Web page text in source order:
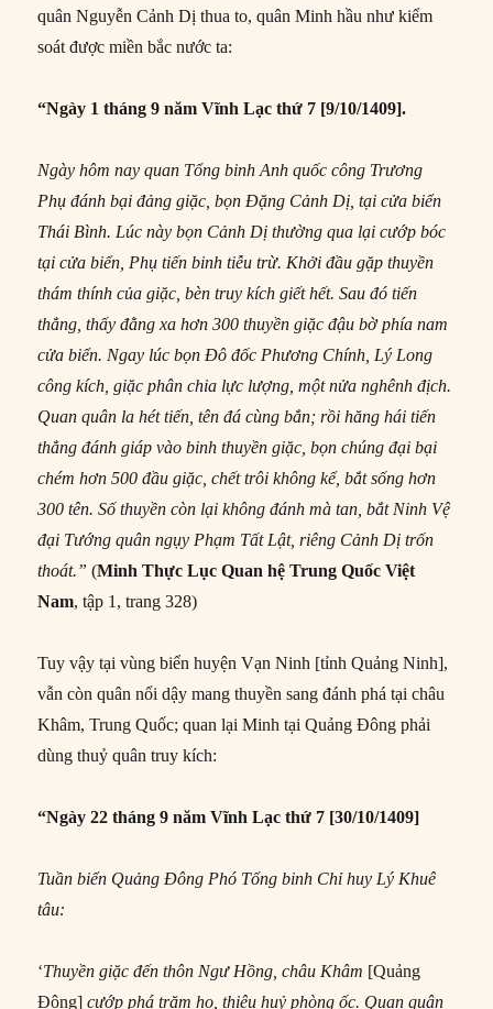
quân Nguyễn Cảnh Dị thua to, quân Minh hầu như kiểm
soát được miền bắc nước ta:
“Ngày 1 tháng 9 năm Vĩnh Lạc thứ 7 [9/10/1409].
Ngày hôm nay quan Tổng binh Anh quốc công Trương
Phụ đánh bại đảng giặc, bọn Đặng Cảnh Dị, tại cửa biển
Thái Bình. Lúc này bọn Cảnh Dị thường qua lại cướp bóc
tại cửa biển, Phụ tiến binh tiễu trừ. Khởi đầu gặp thuyền
thám thính của giặc, bèn truy kích giết hết. Sau đó tiến
thẳng, thấy đằng xa hơn 300 thuyền giặc đậu bờ phía nam
cửa biển. Ngay lúc bọn Đô đốc Phương Chính, Lý Long
công kích, giặc phân chia lực lượng, một nửa nghênh địch.
Quan quân la hét tiến, tên đá cùng bắn; rồi hăng hái tiến
thẳng đánh giáp vào binh thuyền giặc, bọn chúng đại bại
chém hơn 500 đầu giặc, chết trôi không kể, bắt sống hơn
300 tên. Số thuyền còn lại không đánh mà tan, bắt Ninh Vệ
đại Tướng quân ngụy Phạm Tất Lật, riêng Cảnh Dị trốn
thoát.” (Minh Thực Lục Quan hệ Trung Quốc Việt
Nam, tập 1, trang 328)
Tuy vậy tại vùng biển huyện Vạn Ninh [tỉnh Quảng Ninh],
vẫn còn quân nổi dậy mang thuyền sang đánh phá tại châu
Khâm, Trung Quốc; quan lại Minh tại Quảng Đông phải
dùng thuỷ quân truy kích:
“Ngày 22 tháng 9 năm Vĩnh Lạc thứ 7 [30/10/1409]
Tuần biển Quảng Ðông Phó Tổng binh Chỉ huy Lý Khuê
tâu:
‘Thuyền giặc đến thôn Ngư Hồng, châu Khâm [Quảng
Ðông] cướp phá trăm họ, thiêu huỷ phòng ốc. Quan quân